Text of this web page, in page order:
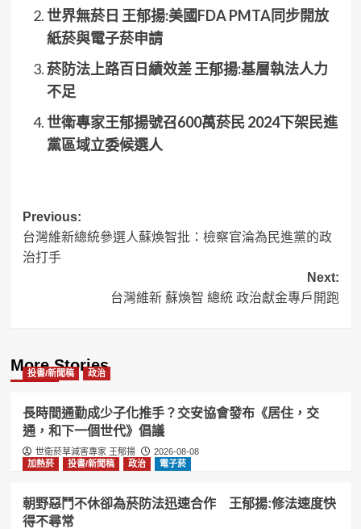
世界無菸日 王郁揚:美國FDA PMTA同步開放
紙菸與電子菸申請
菸防法上路百日績效差 王郁揚:基層執法人力
不足
世衛專家王郁揚號召600萬菸民 2024下架民進
黨區域立委候選人
Post
navigation
Previous:
台灣維新總統參選人蘇煥智批：檢察官淪為民進黨的政
治打手
Next:
台灣維新 蘇煥智 總統 政治獻金專戶開跑
More Stories
投書/新聞稿 政治
長時間通勤成少子化推手？交安協會發布《居住，交
通，和下一個世代》倡議
世衛菸草減害專家 王郁揚
2026-08-08
加熱菸
投書/新聞稿 政治 電子菸
朝野惡鬥不休卻為菸防法迅速合作 王郁揚:修法速度快
得不尋常